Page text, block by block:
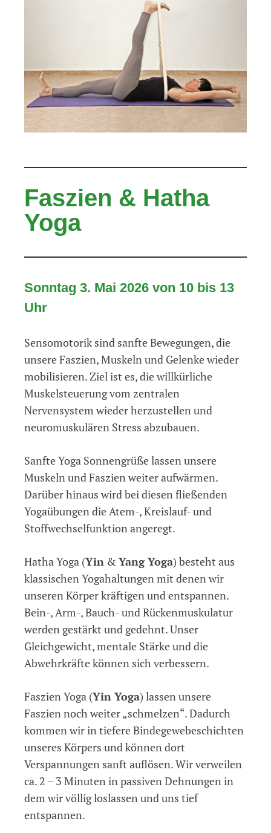
Faszien & Hatha
Yoga
Sonntag 3. Mai 2026 von 10 bis 13
Uhr
Sensomotorik sind sanfte Bewegungen, die
unsere Faszien, Muskeln und Gelenke wieder
mobilisieren. Ziel ist es, die willkürliche
Muskelsteuerung vom zentralen
Nervensystem wieder herzustellen und
neuromuskulären Stress abzubauen.
Sanfte Yoga Sonnengrüße lassen unsere
Muskeln und Faszien weiter aufwärmen.
Darüber hinaus wird bei diesen fließenden
Yogaübungen die Atem-, Kreislauf- und
Stoffwechselfunktion angeregt.
Hatha Yoga (Yin & Yang Yoga) besteht aus
klassischen Yogahaltungen mit denen wir
unseren Körper kräftigen und entspannen.
Bein-, Arm-, Bauch- und Rückenmuskulatur
werden gestärkt und gedehnt. Unser
Gleichgewicht, mentale Stärke und die
Abwehrkräfte können sich verbessern.
Faszien Yoga (Yin Yoga) lassen unsere
Faszien noch weiter „schmelzen“. Dadurch
kommen wir in tiefere Bindegewebeschichten
unseres Körpers und können dort
Verspannungen sanft auflösen. Wir verweilen
ca. 2 – 3 Minuten in passiven Dehnungen in
dem wir völlig loslassen und uns tief
entspannen.